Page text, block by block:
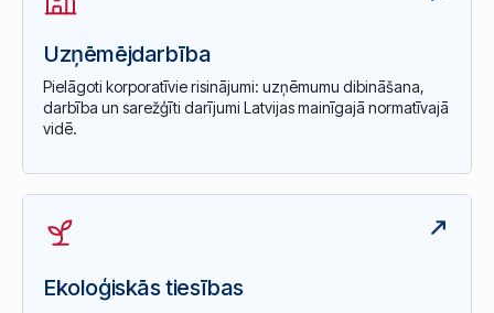
Uzņēmējdarbība
Pielāgoti korporatīvie risinājumi: uzņēmumu dibināšana,
darbība un sarežģīti darījumi Latvijas mainīgajā normatīvajā
vidē.
Ekoloģiskās tiesības